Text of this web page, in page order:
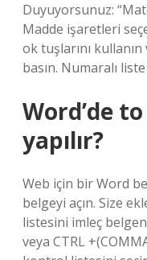
Duyuyorsunuz:
Madde işaretleri
ok tuşlarını
basın. Numaralı
Word’de
yapılır?
Web için bir Word
belgeyi açın. Size
listesini imleç
veya CTRL